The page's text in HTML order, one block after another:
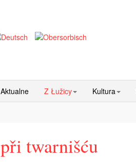
Aktualne Z Łužicy Kultura
při twarnišću